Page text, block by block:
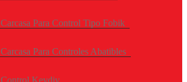
Carcasa Para Control Tipo Fobik
Carcasa Para Controles Abatibles
Control Keydiy